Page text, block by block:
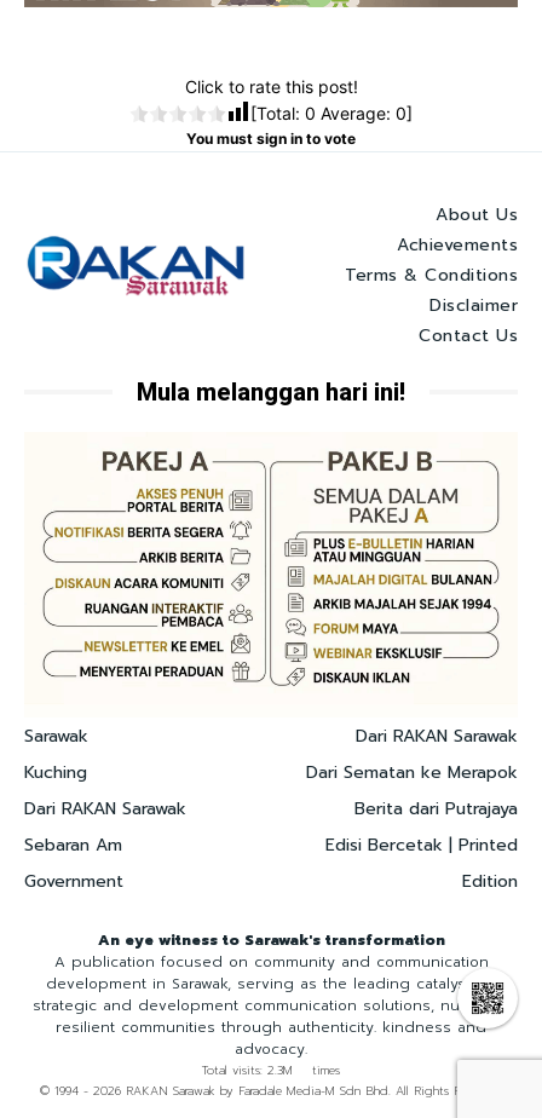
Click to rate this post!
[Total: 0 Average: 0]
You must sign in to vote
About Us
Achievements
Terms & Conditions
Disclaimer
Contact Us
Mula melanggan hari ini!
Sarawak
Kuching
Dari RAKAN Sarawak
Sebaran Am
Government
Dari RAKAN Sarawak
Dari Sematan ke Merapok
Berita dari Putrajaya
Edisi Bercetak | Printed
Edition
An eye witness to Sarawak's transformation
A publication focused on community and communication
development in Sarawak, serving as the leading catalyst for
strategic and development communication solutions, nurturing
resilient communities through authenticity. kindness and
advocacy.
Total visits: 2.3M times
© 1994 - 2026 RAKAN Sarawak by Faradale Media-M Sdn Bhd. All Rights Reserved